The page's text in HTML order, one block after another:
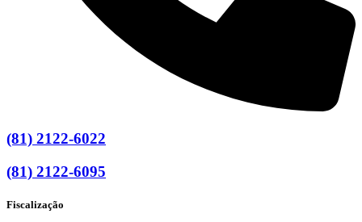
(81) 2122-6022
(81) 2122-6095
Fiscalização